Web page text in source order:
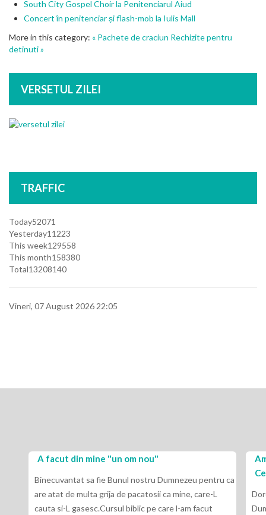
South City Gospel Choir la Penitenciarul Aiud
Concert în penitenciar și flash-mob la Iulis Mall
More in this category: « Pachete de craciun Rechizite pentru
detinuti »
VERSETUL ZILEI
TRAFFIC
Today52071
Yesterday11223
This week129558
This month158380
Total13208140
Vineri, 07 August 2026 22:05
A facut din mine "un om nou"
Binecuvantat sa fie Bunul nostru Dumnezeu pentru ca
are atat de multa grija de pacatosii ca mine, care-L
cauta si-L gasesc.Cursul biblic pe care l-am facut